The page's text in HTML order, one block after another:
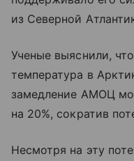
из Северной
Ученые выяснили,
температура в
замедление АМОЦ
на 20%, сократив
Несмотря на эту